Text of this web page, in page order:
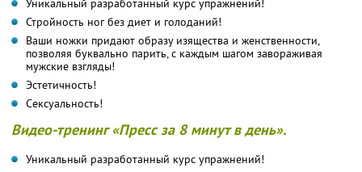
Уникальный разработанный курс упражнений!
Стройность ног без диет и голоданий!
Ваши ножки придают образу изящества и женственности,
позволяя буквально парить, с каждым шагом завораживая
мужские взгляды!
Эстетичность!
Сексуальность!
Видео-тренинг «Пресс за 8 минут в день».
Уникальный разработанный курс упражнений!